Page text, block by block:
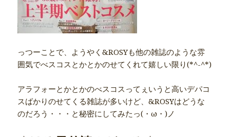
っつーことで、ようやく&ROSYも他の雑誌のような雰
囲気でべスコスとかとかのせてくれて嬉しい限り(*^-^*)
アラフォーとかとかのべスコスってぇいうと高いデパコ
スばかりのせてくる雑誌が多いけど、&ROSYはどうな
のだろう・・・と秘密にしてみたっ(・ω・)ノ